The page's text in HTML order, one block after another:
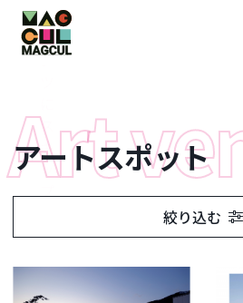
ン
テ
ン
ス
キ
ッ
プ
アートスポット
絞り込む